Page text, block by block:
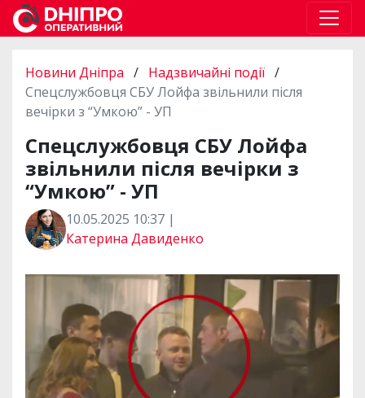
Новини Дніпра / Надзвичайні події /
Спецслужбовця СБУ Лойфа звільнили після
вечірки з “Умкою” - УП
Спецслужбовця СБУ Лойфа
звільнили після вечірки з
“Умкою” - УП
10.05.2025 10:37 |
Катерина Давиденко